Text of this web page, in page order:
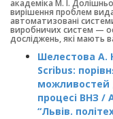
академіка М. І.
вирішення проблем
автоматизовані
виробничих систем —
досліджень, які мають
Шелестова А.
Scribus:
можливостей
процесі ВНЗ /
“Львів.